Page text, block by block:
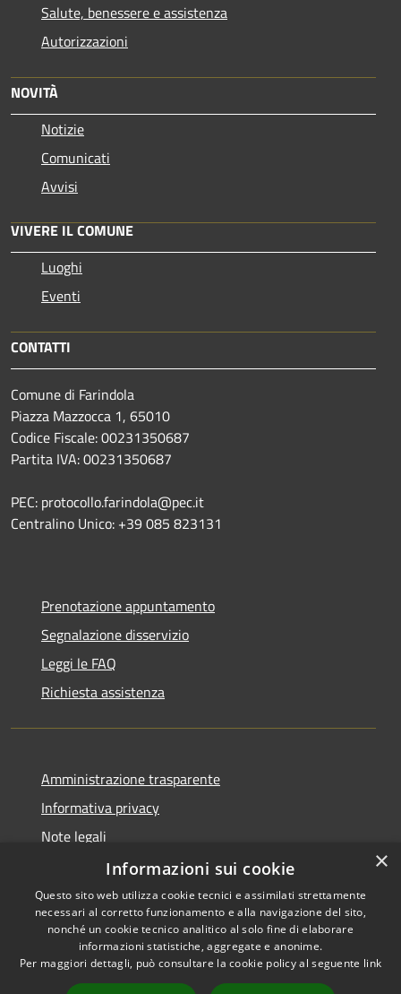
Salute, benessere e assistenza
Autorizzazioni
NOVITÀ
Notizie
Comunicati
Avvisi
VIVERE IL COMUNE
Luoghi
Eventi
CONTATTI
Comune di Farindola
Piazza Mazzocca 1, 65010
Codice Fiscale: 00231350687
Partita IVA: 00231350687
PEC: protocollo.farindola@pec.it
Centralino Unico: +39 085 823131
Prenotazione appuntamento
Segnalazione disservizio
Leggi le FAQ
Richiesta assistenza
Amministrazione trasparente
Informativa privacy
Note legali
Dichiarazione di accessibilità
RSS
Accessibilità
Copyright © 2026 • Comune di
Farindola • Powered by
×
Informazioni sui cookie
Questo sito web utilizza cookie tecnici e assimilati strettamente
necessari al corretto funzionamento e alla navigazione del sito,
nonché un cookie tecnico analitico al solo fine di elaborare
informazioni statistiche, aggregate e anonime.
Per maggiori dettagli, può consultare la cookie policy al seguente link